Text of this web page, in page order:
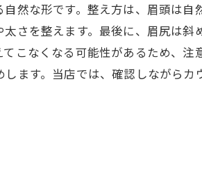
然な形です。整え方は、眉頭は
さを整えます。最後に、眉尻は
こなくなる可能性があるため、
ます。当店では、確認しながら